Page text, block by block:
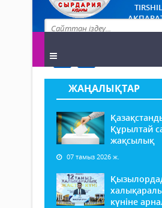
ЖАҢАЛЫҚТАР
Құрылтай
жақсылық
07 тамыз 2026 ж.
күніне